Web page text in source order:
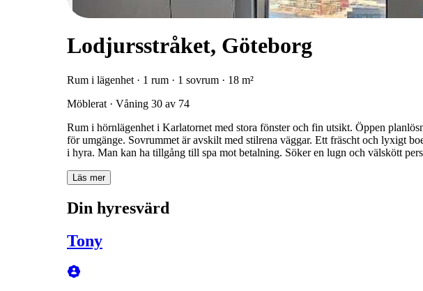
Lodjursstråket, Göteborg
Rum i lägenhet · 1 rum · 1 sovrum · 18 m²
Möblerat · Våning 30 av 74
Rum i hörnlägenhet i Karlatornet med stora fönster och fin utsikt. Öppen
för umgänge. Sovrummet är avskilt med stilrena väggar. Ett fräscht och lyxigt
Läs mer
Din hyresvärd
Tony